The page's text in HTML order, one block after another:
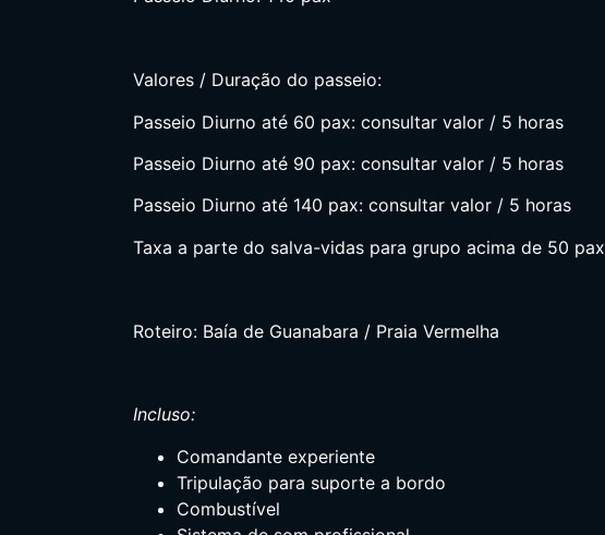
Valores / Duração do passeio:
Passeio Diurno até 60 pax: consultar valor / 5 horas
Passeio Diurno até 90 pax: consultar valor / 5 horas
Passeio Diurno até 140 pax: consultar valor / 5 horas
Taxa a parte do salva-vidas para grupo acima de 50 pax
Roteiro: Baía de Guanabara / Praia Vermelha
Incluso:
Comandante experiente
Tripulação para suporte a bordo
Combustível